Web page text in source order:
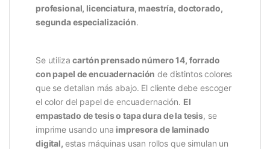
profesional, licenciatura, maestría, doctorado,
segunda especialización.
Se utilizacartón prensado número 14, forrado
con papel de encuadernación de distintos colores
que se detallan más abajo. El cliente debe escoger
el color del papel de encuadernación. El
empastado de tesis o tapa dura de la tesis, se
imprime usando una impresora de laminado
digital, estas máquinas usan rollos que simulan un